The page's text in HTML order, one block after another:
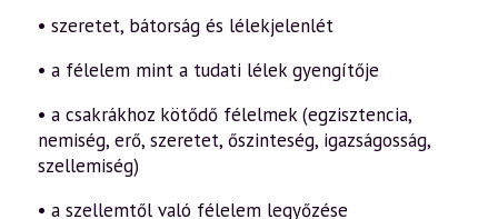
• szeretet, bátorság és lélekjelenlét
• a félelem mint a tudati lélek gyengítője
• a csakrákhoz kötődő félelmek (egzisztencia,
nemiség, erő, szeretet, őszinteség, igazságosság,
szellemiség)
• a szellemtől való félelem legyőzése